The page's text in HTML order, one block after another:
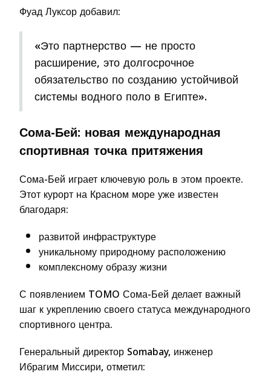
Фуад Луксор добавил:
«Это партнерство — не просто
расширение, это долгосрочное
обязательство по созданию устойчивой
системы водного поло в Египте».
Сома-Бей: новая международная
спортивная точка притяжения
Сома-Бей играет ключевую роль в этом проекте.
Этот курорт на Красном море уже известен
благодаря:
развитой инфраструктуре
уникальному природному расположению
комплексному образу жизни
С появлением TOMO Сома-Бей делает важный
шаг к укреплению своего статуса международного
спортивного центра.
Генеральный директор Somabay, инженер
Ибрагим Миссири, отметил: